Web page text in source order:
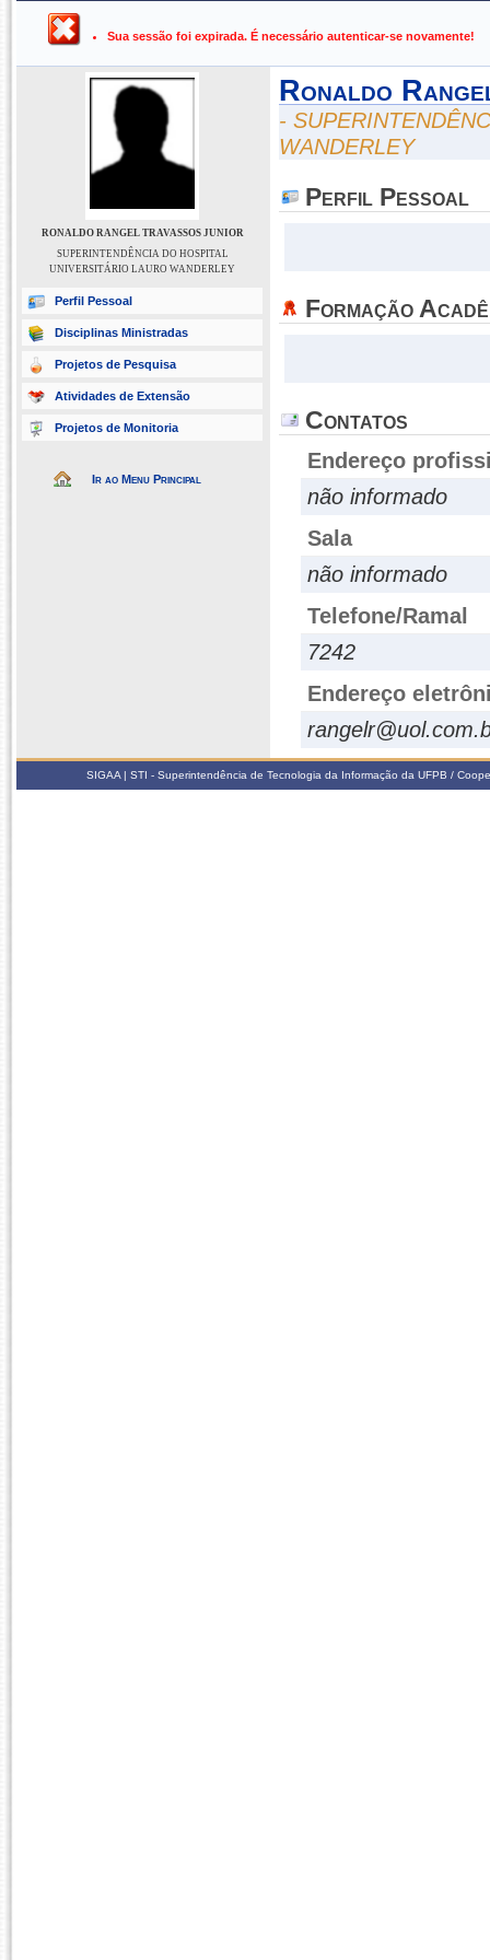
UFPB ›
Sua sessão foi expirada. É necessário autenticar-se novamente!
RONALDO RANGEL TRAVASSOS JUNIOR
SUPERINTENDÊNCIA DO HOSPITAL
UNIVERSITÁRIO LAURO WANDERLEY
Perfil Pessoal
Disciplinas Ministradas
Projetos de Pesquisa
Atividades de Extensão
Projetos de Monitoria
Ir ao Menu Principal
Ronaldo
-
WANDERLEY
Perfil Pessoal
Formação
Contatos
Endereço
não informado
Sala
não informado
Telefone/Ramal
7242
Endereço
SIGAA | STI - Superintendência de Tecnologia da Informação da UFPB /